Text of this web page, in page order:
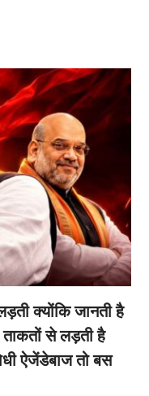
क्योंकि जानती है
ताकतों से लड़ती है
ऐजेंडेबाज तो बस